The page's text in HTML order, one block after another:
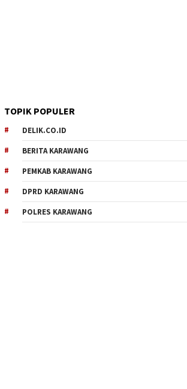
TOPIK POPULER
DELIK.CO.ID
BERITA KARAWANG
PEMKAB KARAWANG
DPRD KARAWANG
POLRES KARAWANG